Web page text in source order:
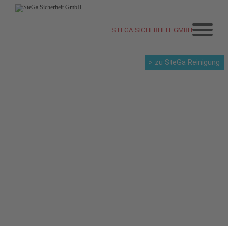
STEGA SICHERHEIT GMBH
> zu SteGa Reinigung